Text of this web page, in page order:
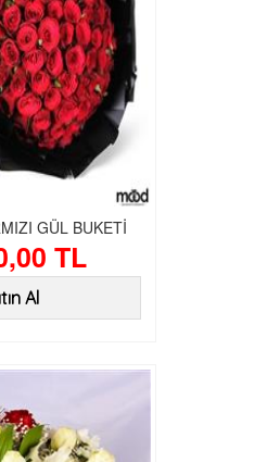
GÜL BUKETİ
TL
Al